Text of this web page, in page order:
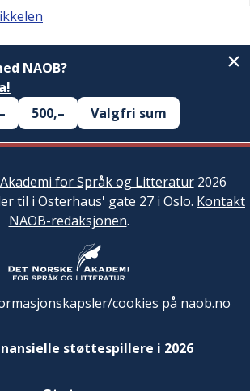
NAOB?
500,– Valgfri sum
for Språk og Litteratur2026
til i Osterhaus' gate 27 i Oslo. Kontakt
NAOB-redaksjonen.
cookies på naob.no
støttespillere i 2026